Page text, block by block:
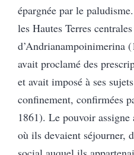
épargnée par le
les Hautes Terres
d’Andrianampoinimerina
avait proclamé des
et avait imposé à ses
confinement, confirmées
1861). Le pouvoir
où ils devaient séjourner,